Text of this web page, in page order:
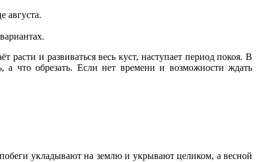
августа.
расти и развиваться весь куст, наступает период покоя. В
что обрезать. Если нет времени и возможности ждать
укладывают на землю и укрывают целиком, а весной